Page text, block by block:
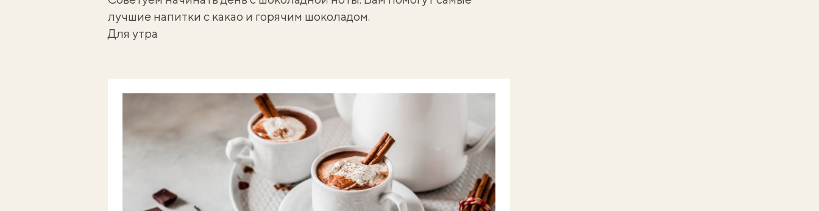
лучшие напитки с какао и горячим шоколадом.
Для утра